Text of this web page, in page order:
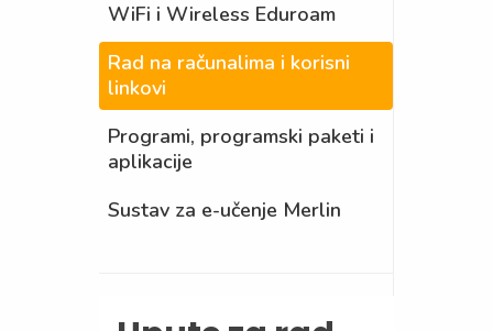
WiFi i Wireless Eduroam
Rad na računalima i korisni
linkovi
Programi, programski paketi i
aplikacije
Sustav za e-učenje Merlin